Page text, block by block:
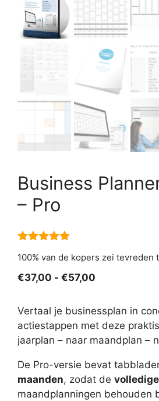
Business
– Pro
100% van de kopers zei tevreden
€37,00 - €57,00
tot
€57,00
Vertaal je businessplan in
actiestappen met deze
jaarplan – naar maandplan –
De Pro-versie bevat
maanden, zodat de
maandplanningen behouden